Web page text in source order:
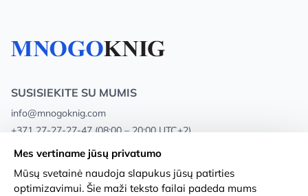
SUSISIEKITE SU MUMIS
info@mnogoknig.com
+371 27-27-27-47 (08:00 – 20:00 UTC+2)
Rīga, Augusta Deglava 69d, LV-1082
Apie mus Privacy Policy
Mes vertiname jūsų privatumo
Mūsų svetainė naudoja slapukus jūsų patirties
optimizavimui. Šie maži teksto failai padeda mums